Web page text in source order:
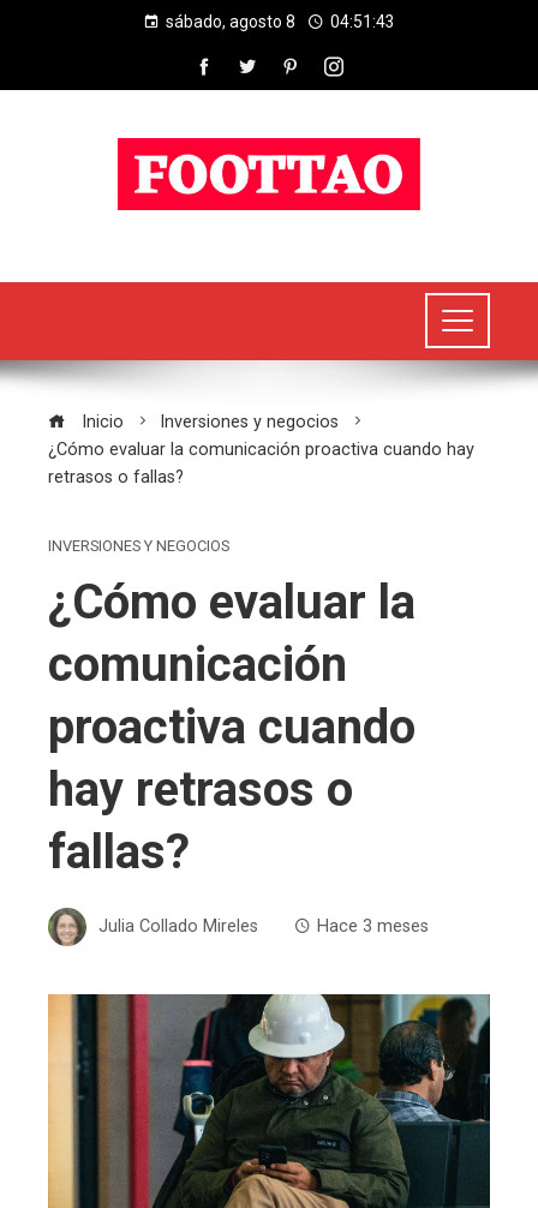
sábado, agosto 8 04:51:44
Inicio
Inversiones y negocios
¿Cómo evaluar la comunicación proactiva cuando hay
retrasos o fallas?
INVERSIONES Y NEGOCIOS
¿Cómo evaluar la
comunicación
proactiva cuando
hay retrasos o
fallas?
Julia Collado Mireles Hace 3 meses